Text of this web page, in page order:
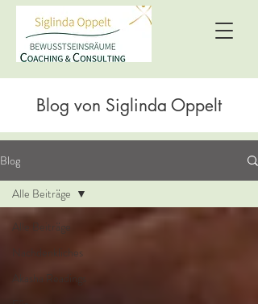
Blog von Siglinda Oppelt
Blog
Alle Beiträge
Nachdenkliches
Akasha Readings
Alle Beiträge